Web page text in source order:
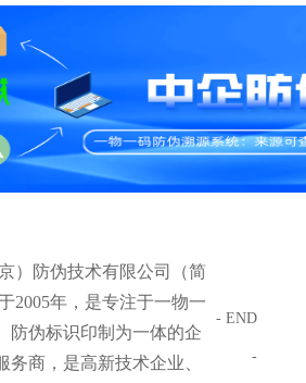
）防伪技术有限公司（简
2005年，是专注于一物一
防伪标识印制为一体的企
商，是高新技术企业、
- END
-